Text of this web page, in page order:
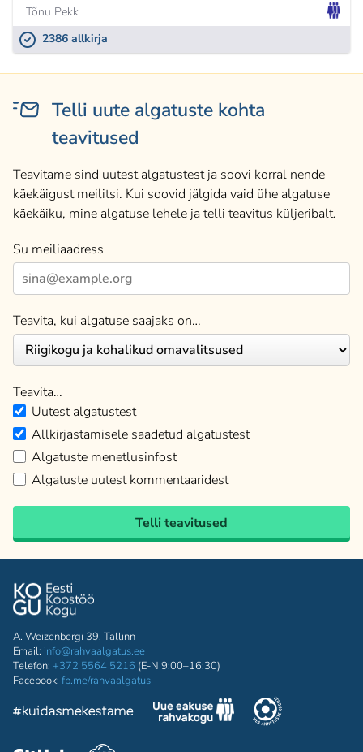
Tõnu Pekk
2386 allkirja
Telli uute algatuste kohta
teavitused
Teavitame sind uutest algatustest ja soovi korral nende
käekäigust meilitsi. Kui soovid jälgida vaid ühe algatuse
käekäiku, mine algatuse lehele ja telli teavitus küljeribalt.
Su meiliaadress
Teavita, kui algatuse saajaks on…
Teavita…
Uutest algatustest
Allkirjastamisele saadetud algatustest
Algatuste menetlusinfost
Algatuste uutest kommentaaridest
Telli teavitused
A. Weizenbergi 39, Tallinn
Email: info@rahvaalgatus.ee
Telefon: +372 5564 5216 (E-N 9:00–16:30)
Facebook: fb.me/rahvaalgatus